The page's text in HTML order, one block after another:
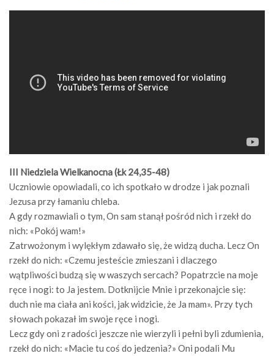
III Niedziela Wielkanocna (Łk 24,35-48)
Uczniowie opowiadali, co ich spotkało w drodze i jak poznali
Jezusa przy łamaniu chleba.
A gdy rozmawiali o tym, On sam stanął pośród nich i rzekł do
nich: «Pokój wam!»
Zatrwożonym i wylękłym zdawało się, że widzą ducha. Lecz On
rzekł do nich: «Czemu jesteście zmieszani i dlaczego
wątpliwości budzą się w waszych sercach? Popatrzcie na moje
ręce i nogi: to Ja jestem. Dotknijcie Mnie i przekonajcie się:
duch nie ma ciała ani kości, jak widzicie, że Ja mam». Przy tych
słowach pokazał im swoje ręce i nogi.
Lecz gdy oni z radości jeszcze nie wierzyli i pełni byli zdumienia,
rzekł do nich: «Macie tu coś do jedzenia?» Oni podali Mu